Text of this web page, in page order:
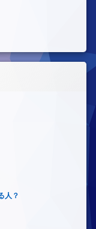
人？